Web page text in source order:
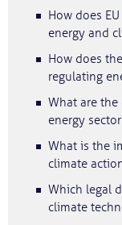
How does
energy and
How does
regulating
What are
energy
What is the
climate
Which legal
climate